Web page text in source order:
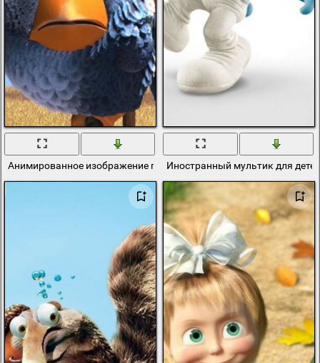
Анимированное изображение птиц из мультика
Иностранный мультик для